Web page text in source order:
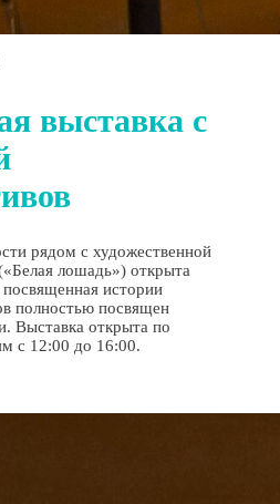
выставка с
рядом с художественной
лошадь») открыта
посвященная истории
полностью посвящен
Выставка открыта по
с 12:00 до 16:00.